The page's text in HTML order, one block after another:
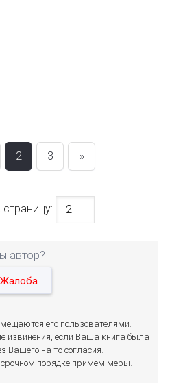
2 3 »
автор?
Жалоба
его пользователями.
извинения, если Ваша книга была
Вашего на то согласия.
порядке примем меры.